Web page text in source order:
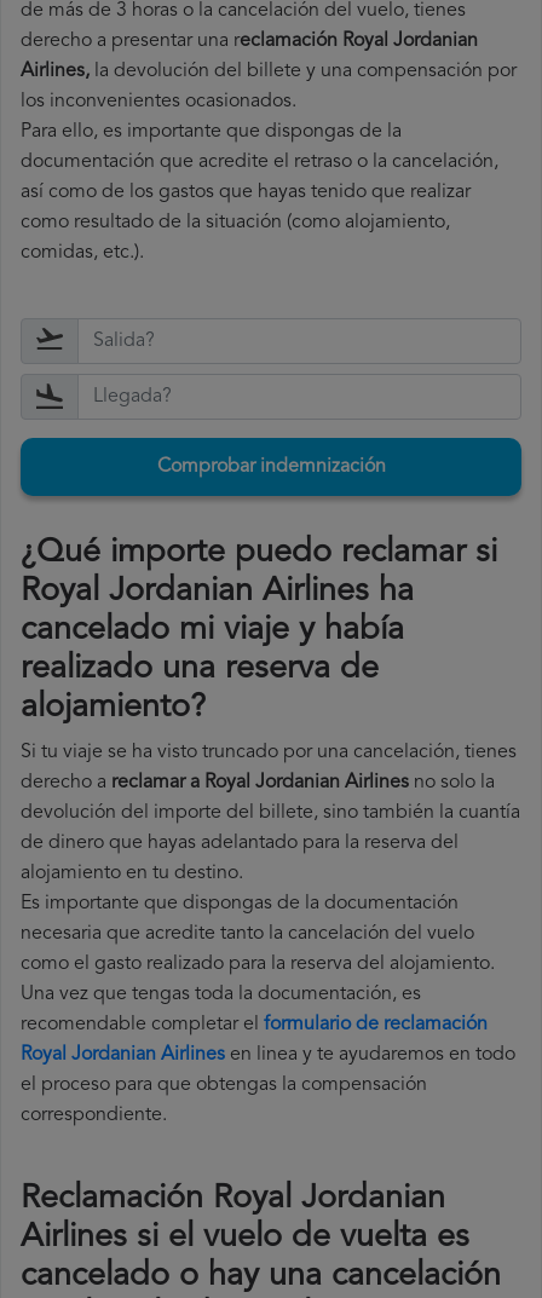
de más de 3 horas o la cancelación del vuelo, tienes
derecho a presentar una reclamación Royal Jordanian
Airlines, la devolución del billete y una compensación por
los inconvenientes ocasionados.
Para ello, es importante que dispongas de la
documentación que acredite el retraso o la cancelación,
así como de los gastos que hayas tenido que realizar
como resultado de la situación (como alojamiento,
comidas, etc.).
Comprobar indemnización
¿Qué importe puedo reclamar si
Royal Jordanian Airlines ha
cancelado mi viaje y había
realizado una reserva de
alojamiento?
Si tu viaje se ha visto truncado por una cancelación, tienes
derecho a reclamar a Royal Jordanian Airlines no solo la
devolución del importe del billete, sino también la cuantía
de dinero que hayas adelantado para la reserva del
alojamiento en tu destino.
Es importante que dispongas de la documentación
necesaria que acredite tanto la cancelación del vuelo
como el gasto realizado para la reserva del alojamiento.
Una vez que tengas toda la documentación, es
recomendable completar el formulario de reclamación
Royal Jordanian Airlines en linea y te ayudaremos en todo
el proceso para que obtengas la compensación
correspondiente.
Reclamación Royal Jordanian
Airlines si el vuelo de vuelta es
cancelado o hay una cancelación